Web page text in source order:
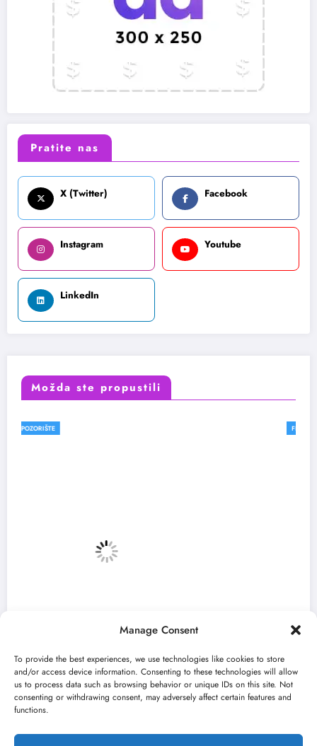
Manage Consent
To provide the best experiences, we use technologies like cookies to store
and/or access device information. Consenting to these technologies will allow
us to process data such as browsing behavior or unique IDs on this site. Not
consenting or withdrawing consent, may adversely affect certain features and
functions.
Pratite nas
X (Twitter) Facebook
Instagram Youtube
LinkedIn
Možda ste propustili
FESTIVALI
„Najveći mali festival u Vojvodini“ i ovog